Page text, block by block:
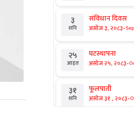
३
शनि
संविधान दिवस
असोज ३, २०८३-
२५
आइत
घटस्थापना
असोज २५, २०८३-
३१
शनि
फूलपाती
असोज ३१ , २०८३-